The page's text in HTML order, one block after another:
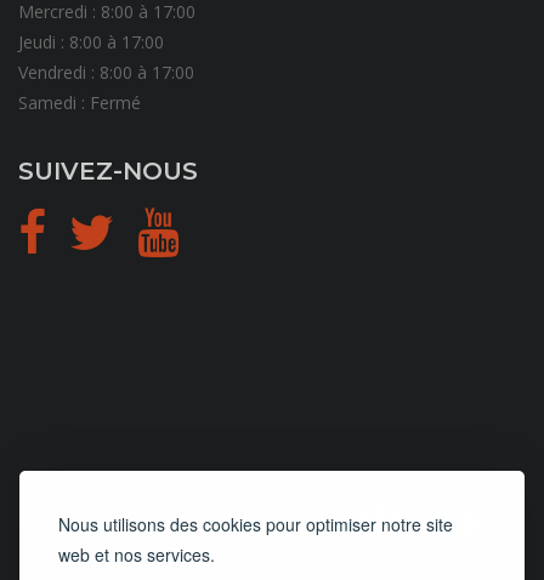
Nous utilisons des cookies pour optimiser notre site
web et nos services.
Mercredi : 8:00 à 17:00
Jeudi : 8:00 à 17:00
Vendredi : 8:00 à 17:00
Samedi : Fermé
SUIVEZ-NOUS
CONCEPTIONetHÉBERGEMENT